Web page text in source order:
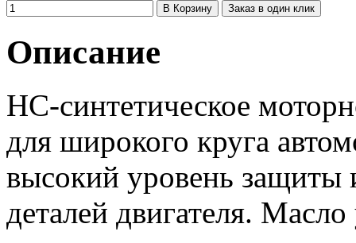
Заказ в один клик
Описание
HC-синтетическое
для широкого круга
высокий уровень защиты
деталей двигателя.